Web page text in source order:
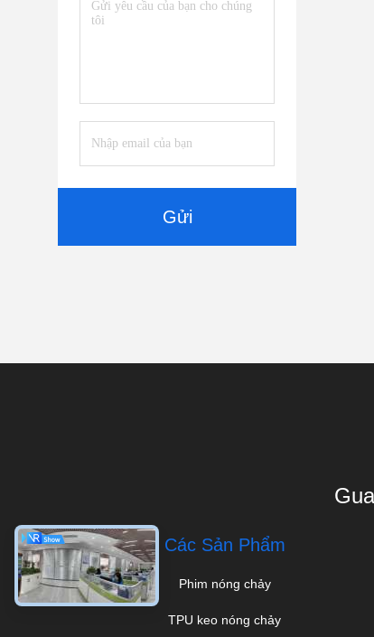
Gửi
Các Sản Phẩm
Phim nóng chảy
TPU keo nóng chảy